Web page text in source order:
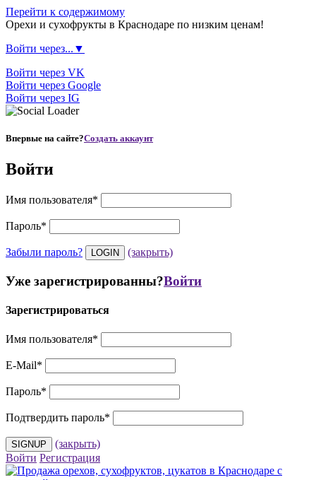
Перейти к содержимому
Орехи и сухофрукты в Краснодаре по низким ценам!
Войти через...▼
Войти через VK
Войти через Google
Войти через IG
Впервые на сайте?Создать аккаунт
Войти
Имя пользователя*
Пароль*
Забыли пароль? (закрыть)
Уже зарегистрированны?Войти
Зарегистрироваться
Имя пользователя*
E-Mail*
Пароль*
Подтвердить пароль*
(закрыть)
Войти Регистрация